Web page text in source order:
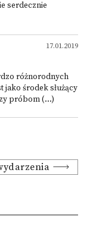
serdecznie
17.01.2019
różnorodnych
środek służący
próbom (...)